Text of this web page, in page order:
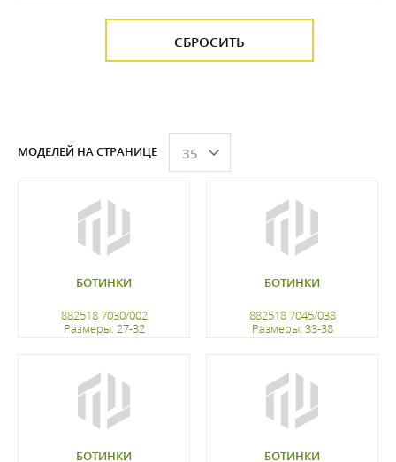
МОДЕЛЕЙ НА СТРАНИЦЕ 35
БОТИНКИ
882518 7030/002
Размеры: 27-32
БОТИНКИ
882518 7045/038
Размеры: 33-38
БОТИНКИ БОТИНКИ